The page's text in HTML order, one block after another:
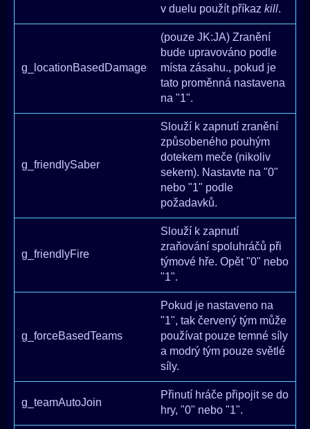
v duelu použít příkaz kill.
g_locationBasedDamage
(pouze JK:JA) Zranění
bude upravováno podle
místa zásahu., pokud je
tato proměnná nastavena
na "1".
g_friendlySaber
Slouží k zapnutí zranění
způsobeného pouhým
dotekem meče (nikoliv
sekem). Nastavte na "0"
nebo "1" podle
požadavků.
g_friendlyFire
Slouží k zapnutí
zraňování spoluhráčů při
týmové hře. Opět "0" nebo
"1".
g_forceBasedTeams
Pokud je nastaveno na
"1", tak červený tým může
používat pouze temné síly
a modrý tým pouze světlé
síly.
g_teamAutoJoin
Přinutí hráče připojit se do
hry, "0" nebo "1".